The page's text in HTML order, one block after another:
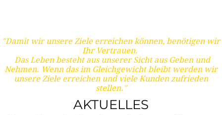
"Damit wir unsere Ziele erreichen können, benötigen wir
Ihr Vertrauen.
Das Leben besteht aus unserer Sicht aus Geben und
Nehmen. Wenn das im Gleichgewicht bleibt werden wir
unsere Ziele erreichen und viele Kunden zufrieden
stellen."
AKTUELLES